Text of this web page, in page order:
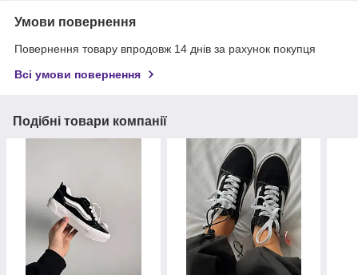
Умови повернення
Повернення товару впродовж 14 днів за рахунок покупця
Всі умови повернення
Подібні товари компанії